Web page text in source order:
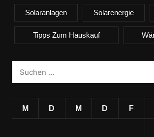
Solaranlagen Solarenergie
Tipps Zum Hauskauf
M D M D F